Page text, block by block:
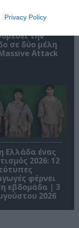
Privacy Policy
την
σε δύο μέλη
Attack
Ελλάδα ένας
2026: 12
φέρνει
εβδομάδα | 3
2026